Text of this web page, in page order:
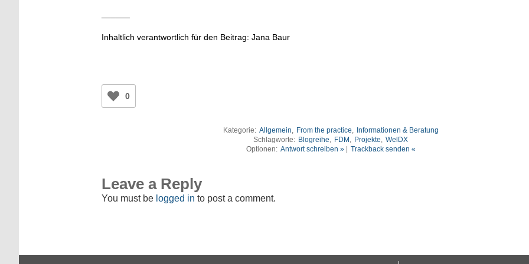
Inhaltlich verantwortlich für den Beitrag: Jana Baur
0
Kategorie: Allgemein From the practice
Informationen & Beratung
Schlagworte: Blogreihe FDM Projekte
WelDX
Optionen: Antwort schreiben »| Trackback senden «
Leave a Reply
You must be logged in to post a comment.